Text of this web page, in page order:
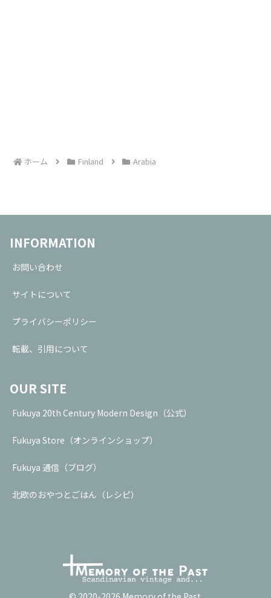
ホーム Finland Arabia
INFORMATION
お問い合わせ
サイトについて
プライバシーポリシー
転載、引用について
OUR SITE
Fukuya 20th Century Modern Design（公式）
Fukuya Store（オンラインショップ）
Fukuya 通信（ブログ）
北欧のおやつとごはん（レシピ）